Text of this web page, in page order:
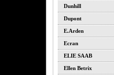
Dunhill
Dupont
E.arden
Ecran
ELIE SAAB
Ellen Betrix